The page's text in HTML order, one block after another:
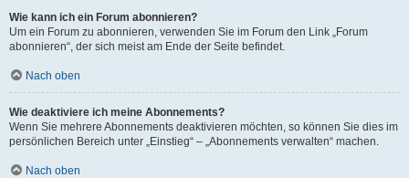
Wie kann ich ein Forum abonnieren?
Um ein Forum zu abonnieren, verwenden Sie im Forum den Link „Forum
abonnieren“, der sich meist am Ende der Seite befindet.
Nach oben
Wie deaktiviere ich meine Abonnements?
Wenn Sie mehrere Abonnements deaktivieren möchten, so können Sie dies im
persönlichen Bereich unter „Einstieg“ – „Abonnements verwalten“ machen.
Nach oben